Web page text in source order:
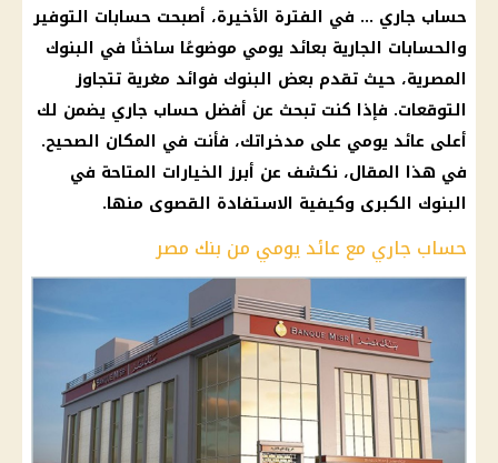
حساب جاري … في الفترة الأخيرة، أصبحت حسابات التوفير
والحسابات الجارية بعائد يومي موضوعًا ساخنًا في البنوك
المصرية، حيث تقدم بعض البنوك فوائد مغرية تتجاوز
التوقعات. فإذا كنت تبحث عن أفضل حساب جاري يضمن لك
أعلى عائد يومي على مدخراتك، فأنت في المكان الصحيح.
في هذا المقال، نكشف عن أبرز الخيارات المتاحة في
البنوك الكبرى وكيفية الاستفادة القصوى منها.
حساب جاري مع عائد يومي من بنك مصر